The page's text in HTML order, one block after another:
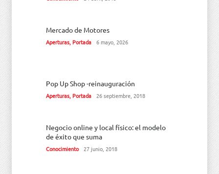
Mercado de Motores
Aperturas, Portada 6 mayo, 2026
Pop Up Shop -reinauguración
Aperturas, Portada 26 septiembre, 2018
Negocio online y local físico: el modelo
de éxito que suma
Conocimiento 27 junio, 2018